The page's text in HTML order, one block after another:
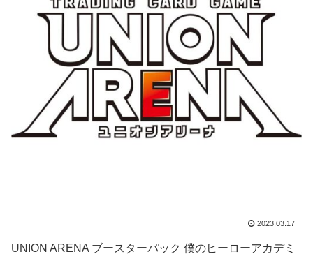
2023.03.17
UNION ARENA ブースターパック 僕のヒーローアカデミ